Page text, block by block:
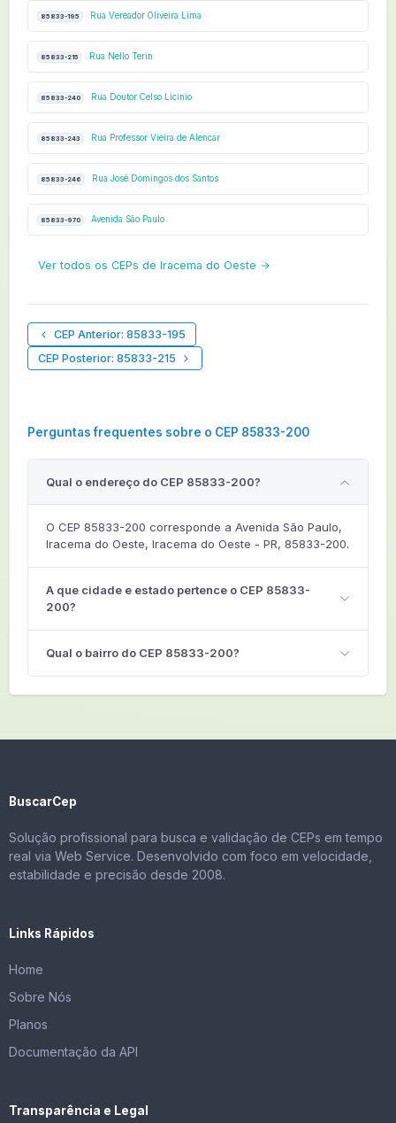
85833-195 Rua Vereador Oliveira Lima
85833-215 Rua Nello Terin
85833-240 Rua Doutor Celso Licinio
85833-243 Rua Professor Vieira de Alencar
85833-246 Rua José Domingos dos Santos
85833-970 Avenida São Paulo
Ver todos os CEPs de Iracema do Oeste →
CEP Anterior: 85833-195
CEP Posterior: 85833-215
Perguntas frequentes sobre o CEP 85833-200
Qual o endereço do CEP 85833-200?
O CEP 85833-200 corresponde a Avenida São Paulo,
Iracema do Oeste, Iracema do Oeste - PR, 85833-200.
A que cidade e estado pertence o CEP 85833-
200?
Qual o bairro do CEP 85833-200?
BuscarCep
Solução profissional para busca e validação de CEPs em tempo
real via Web Service. Desenvolvido com foco em velocidade,
estabilidade e precisão desde 2008.
Links Rápidos
Home
Sobre Nós
Planos
Documentação da API
Transparência e Legal